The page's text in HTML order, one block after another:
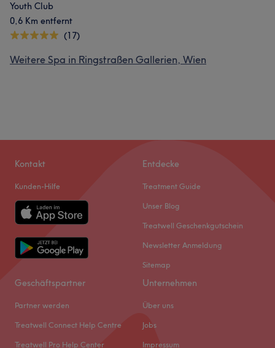
Youth Club
0,6 Km entfernt
(17)
Weitere Spa in Ringstraßen Gallerien, Wien
Kontakt
Kunden-Hilfe
Entdecke
Treatment Guide
Unser Blog
Treatwell Geschenkgutschein
Newsletter Anmeldung
Sitemap
Geschäftspartner
Partner werden
Treatwell Connect Help Centre
Treatwell Pro Help Center
Unternehmen
Über uns
Jobs
Impressum